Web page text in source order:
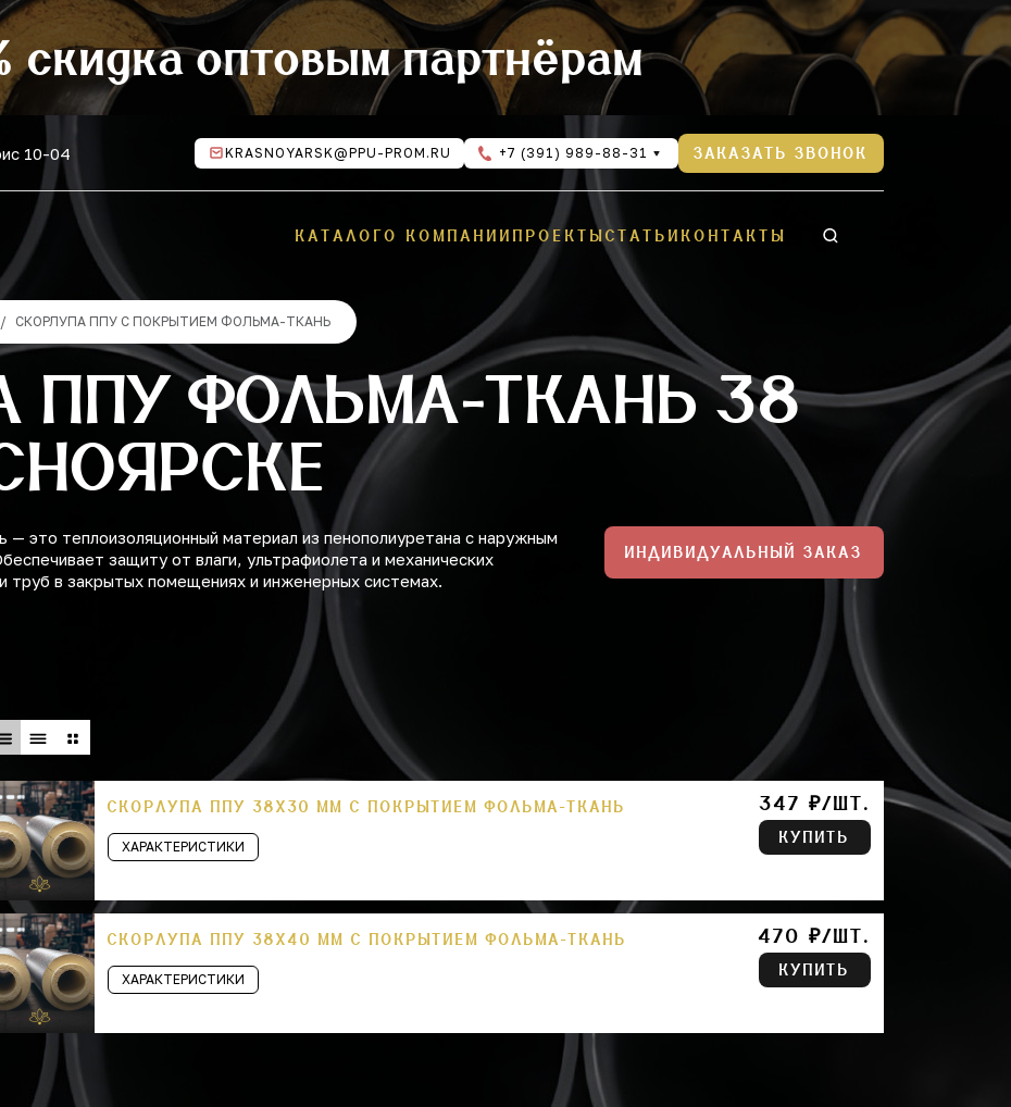
скидка оптовым партнёрам
10-04 KRASNOYARSK@PPU-PROM.RU +7 (391) 989-88-31 ЗАКАЗАТЬ ЗВОНОК
КАТАЛОГО КОМПАНИИ ПРОЕКТЫСТАТЬИ КОНТАКТЫ
СКОРЛУПА ППУ С ПОКРЫТИЕМ ФОЛЬМА-ТКАНЬ
ППУ ФОЛЬМА-ТКАНЬ 38
это теплоизоляционный материал из пенополиуретана с наружным
защиту от влаги, ультрафиолета и механических
труб в закрытых помещениях и инженерных системах.
ИНДИВИДУАЛЬНЫЙ ЗАКАЗ
СКОРЛУПА ППУ 38Х30 ММ С ПОКРЫТИЕМ ФОЛЬМА-ТКАНЬ
ХАРАКТЕРИСТИКИ
347 ₽/ШТ.
КУПИТЬ
СКОРЛУПА ППУ 38Х40 ММ С ПОКРЫТИЕМ ФОЛЬМА-ТКАНЬ
ХАРАКТЕРИСТИКИ
470 ₽/ШТ.
КУПИТЬ